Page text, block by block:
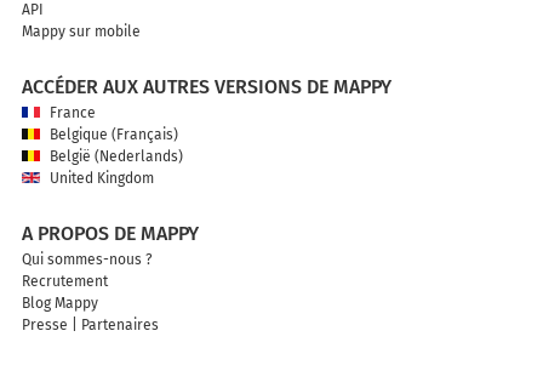
API
Mappy sur mobile
ACCÉDER AUX AUTRES VERSIONS DE MAPPY
France
Belgique (Français)
België (Nederlands)
United Kingdom
A PROPOS DE MAPPY
Qui sommes-nous ?
Recrutement
Blog Mappy
Presse
Partenaires